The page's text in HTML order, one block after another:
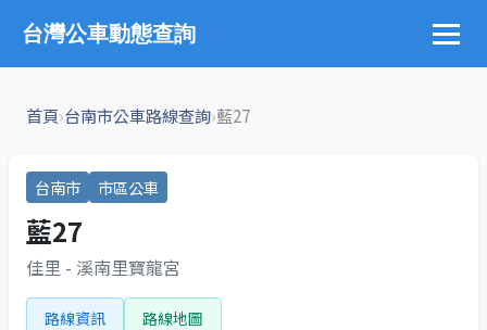
台灣公車動態查詢
首頁›台南市公車路線查詢›藍27
台南市 市區公車
藍27
佳里 - 溪南里寶龍宮
路線資訊 路線地圖